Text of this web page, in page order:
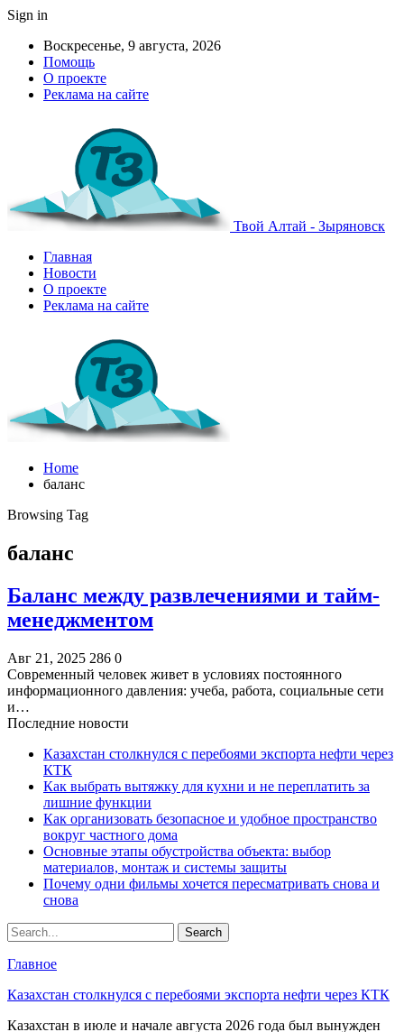
Sign in
Воскресенье, 9 августа, 2026
Помощь
О проекте
Реклама на сайте
Твой Алтай - Зыряновск
Главная
Новости
О проекте
Реклама на сайте
Home
баланс
Browsing Tag
баланс
Баланс между развлечениями и тайм-
менеджментом
Авг 21, 2025 286 0
Современный человек живет в условиях постоянного
информационного давления: учеба, работа, социальные сети
и…
Последние новости
Казахстан столкнулся с перебоями экспорта нефти через
КТК
Как выбрать вытяжку для кухни и не переплатить за
лишние функции
Как организовать безопасное и удобное пространство
вокруг частного дома
Основные этапы обустройства объекта: выбор
материалов, монтаж и системы защиты
Почему одни фильмы хочется пересматривать снова и
снова
Главное
Казахстан столкнулся с перебоями экспорта нефти через КТК
Казахстан в июле и начале августа 2026 года был вынужден